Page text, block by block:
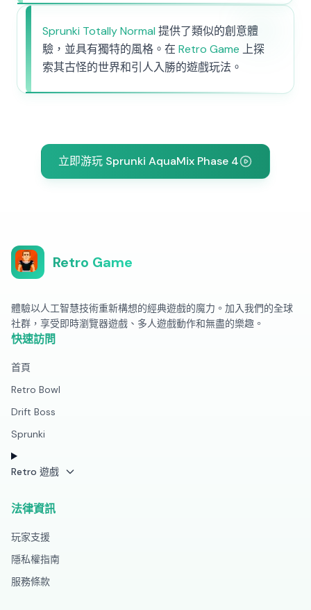
Sprunki Totally Normal 提供了類似的創意體
驗，並具有獨特的風格。在 Retro Game 上探
索其古怪的世界和引人入勝的遊戲玩法。
立即游玩 Sprunki AquaMix Phase 4
Retro Game
體驗以人工智慧技術重新構想的經典遊戲的魔力。加入我們的全球
社群，享受即時瀏覽器遊戲、多人遊戲動作和無盡的樂趣。
快速訪問
首頁
Retro Bowl
Drift Boss
Sprunki
Retro 遊戲
法律資訊
玩家支援
隱私權指南
服務條款